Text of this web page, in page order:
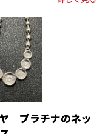
プラチナのネッ